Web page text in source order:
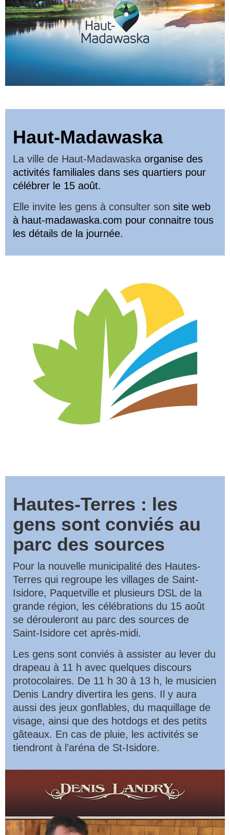
Haut-Madawaska
La ville de Haut-Madawaska organise des
activités familiales dans ses quartiers pour
célébrer le 15 août.
Elle invite les gens à consulter son site web
à haut-madawaska.com pour connaitre tous
les détails de la journée.
Hautes-Terres : les
gens sont conviés au
parc des sources
Pour la nouvelle municipalité des Hautes-
Terres qui regroupe les villages de Saint-
Isidore, Paquetville et plusieurs DSL de la
grande région, les célébrations du 15 août
se dérouleront au parc des sources de
Saint-Isidore cet après-midi.
Les gens sont conviés à assister au lever du
drapeau à 11 h avec quelques discours
protocolaires. De 11 h 30 à 13 h, le musicien
Denis Landry divertira les gens. Il y aura
aussi des jeux gonflables, du maquillage de
visage, ainsi que des hotdogs et des petits
gâteaux. En cas de pluie, les activités se
tiendront à l’aréna de St-Isidore.